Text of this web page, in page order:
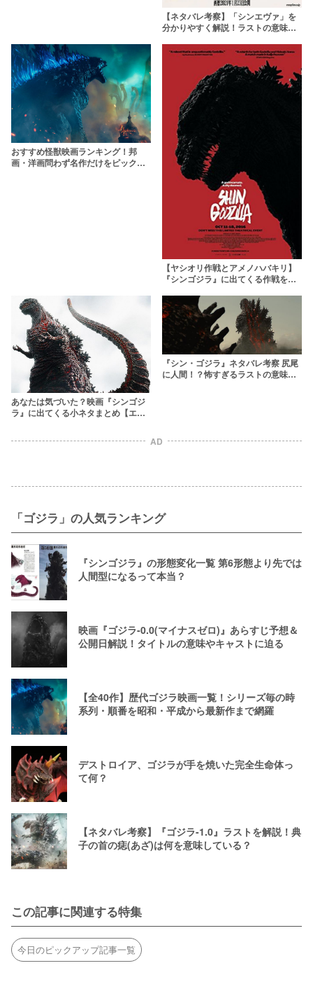
【ネタバレ考察】「シンエヴァ」を
分かりやすく解説！ラストの意味や
おすすめ怪獣映画ランキング！邦
画・洋画問わず名作だけをピックア
【ヤシオリ作戦とアメノハバキリ】
『シンゴジラ』に出てくる作戦をわ
あなたは気づいた？映画『シンゴジ
ラ』に出てくる小ネタまとめ【エヴ
『シン・ゴジラ』ネタバレ考察 尻尾
に人間！？怖すぎるラストの意味を
AD
「ゴジラ」の人気ランキング
『シンゴジラ』の形態変化一覧 第6形態より先では
人間型になるって本当？
映画『ゴジラ-0.0(マイナスゼロ)』あらすじ予想＆
公開日解説！タイトルの意味やキャストに迫る
【全40作】歴代ゴジラ映画一覧！シリーズ毎の時
系列・順番を昭和・平成から最新作まで網羅
デストロイア、ゴジラが手を焼いた完全生命体っ
て何？
【ネタバレ考察】『ゴジラ-1.0』ラストを解説！典
子の首の痣(あざ)は何を意味している？
この記事に関連する特集
今日のピックアップ記事一覧